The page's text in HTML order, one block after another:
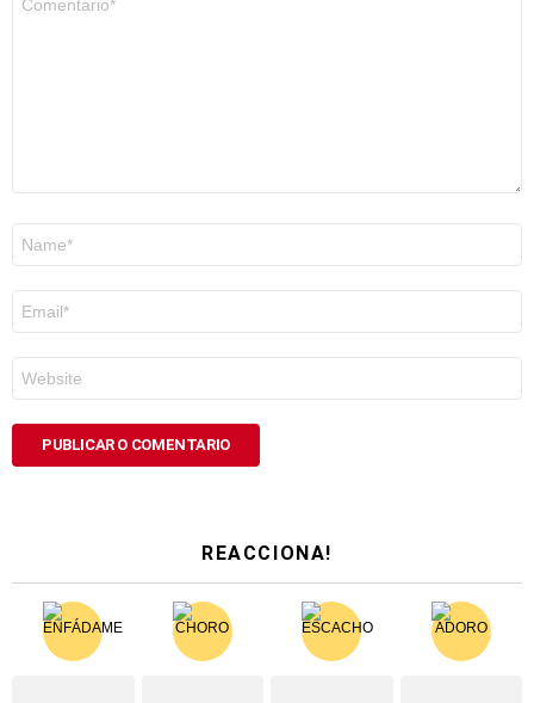
electrónico
*
REACCIONA!